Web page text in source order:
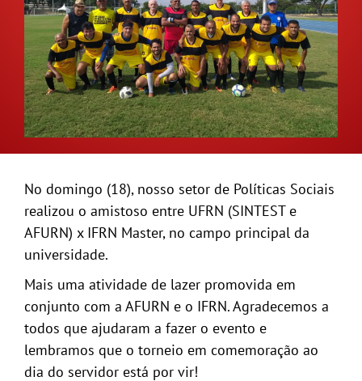
GALERIA
No domingo (18), nosso setor de Políticas Sociais
realizou o amistoso entre UFRN (SINTEST e
AFURN) x IFRN Master, no campo principal da
universidade.
Mais uma atividade de lazer promovida em
conjunto com a AFURN e o IFRN. Agradecemos a
todos que ajudaram a fazer o evento e
lembramos que o torneio em comemoração ao
dia do servidor está por vir!